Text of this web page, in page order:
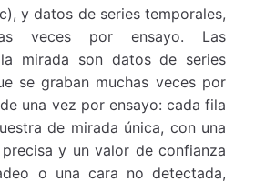
y datos de series temporales,
veces por ensayo. Las
mirada son datos de series
se graban muchas veces por
una vez por ensayo: cada fila
de mirada única, con una
y un valor de confianza
o una cara no detectada,